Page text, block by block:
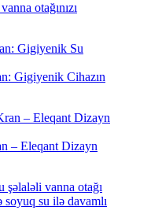
otağınızı
Gigiyenik Cihazın
– Eleqant Dizayn